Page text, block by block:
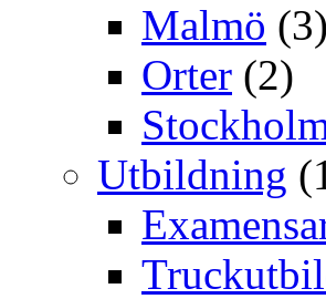
Malmö (3)
Orter (2)
Utbildning